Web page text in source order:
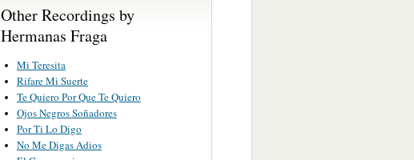
Other Recordings by
Hermanas Fraga
Mi Teresita
Rifare Mi Suerte
Te Quiero Por Que Te Quiero
Ojos Negros Soñadores
Por Ti Lo Digo
No Me Digas Adios